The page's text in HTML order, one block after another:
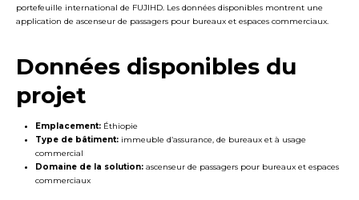
portefeuille international de FUJIHD. Les données disponibles montrent une
application de ascenseur de passagers pour bureaux et espaces commerciaux.
Données disponibles du
projet
Emplacement: Éthiopie
Type de bâtiment: immeuble d’assurance, de bureaux et à usage
commercial
Domaine de la solution: ascenseur de passagers pour bureaux et espaces
commerciaux